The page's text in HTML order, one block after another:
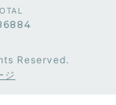
Reserved.
ジ